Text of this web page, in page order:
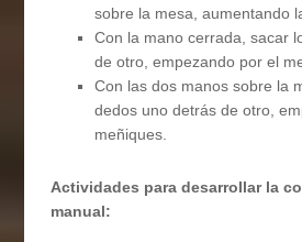
sobre la mesa, aumentando
Con la mano cerrada, sacar
de otro, empezando por el
Con las dos manos sobre la
dedos uno detrás de otro,
meñiques.
Actividades para desarrollar la
manual: